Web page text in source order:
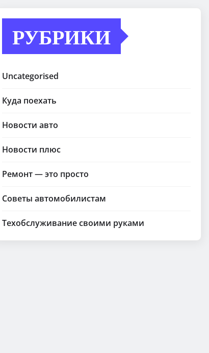
РУБРИКИ
Uncategorised
Куда поехать
Новости авто
Новости плюс
Ремонт — это просто
Советы автомобилистам
Техобслуживание своими руками